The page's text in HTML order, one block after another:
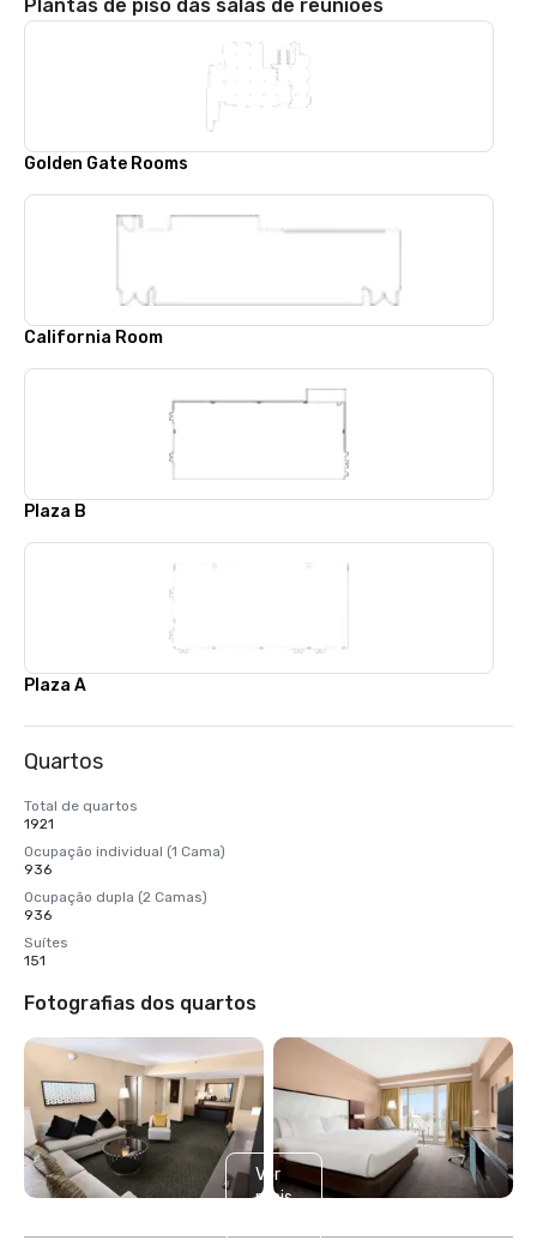
Plantas de piso das salas de reuniões
Golden Gate Rooms
California Room
Plaza B
Plaza A
Quartos
Total de quartos
1921
Ocupação individual (1 Cama)
936
Ocupação dupla (2 Camas)
936
Suítes
151
Fotografias dos quartos
Ver
mais